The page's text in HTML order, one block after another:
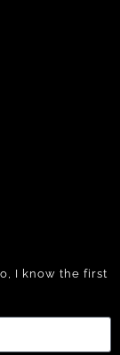
I know the first